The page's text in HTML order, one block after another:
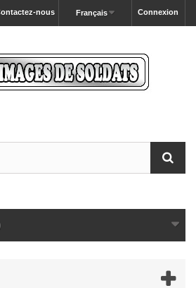
Connexion
Français
nous